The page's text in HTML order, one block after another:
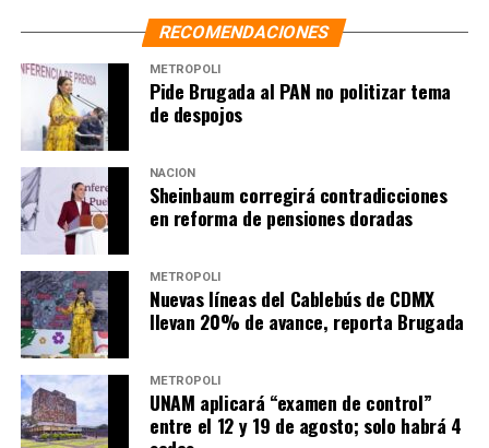
RECOMENDACIONES
METRÓPOLI
Pide Brugada al PAN no politizar tema
de despojos
NACIÓN
Sheinbaum corregirá contradicciones
en reforma de pensiones doradas
METRÓPOLI
Nuevas líneas del Cablebús de CDMX
llevan 20% de avance, reporta Brugada
METRÓPOLI
UNAM aplicará “examen de control”
entre el 12 y 19 de agosto; solo habrá 4